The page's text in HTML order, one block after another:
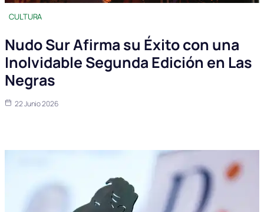
CULTURA
Nudo Sur Afirma su Éxito con una
Inolvidable Segunda Edición en Las
Negras
22 Junio 2026